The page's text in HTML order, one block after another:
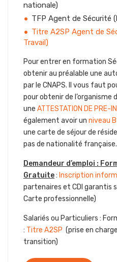
nationale)
TFP Agent de Sécurité
Titre A2SP Agent de
Travail)
Pour entrer en formation
obtenir au préalable une
par le CNAPS. Il vous faut
pour obtenir de l’organisme
une ATTESTATION DE PRE-
également avoir un niveau
une carte de séjour de
pas de nationalité française.
Demandeur d’emploi :
Gratuite: Inscription
partenaires et CDI garantis
Carte professionnelle)
Salariés ou Particuliers :
: Titre A2SP (prise en
transition)